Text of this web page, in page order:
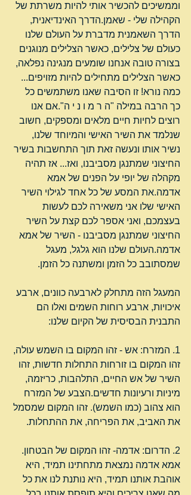
וממשיכים להכשיר אותי להיות משרתת של
הקהילה שלי - שאמן.הדרך האינדיאנית,
הדרך השאמנית מדברת על העולם שלנו
כעולם של צלילים, כאשר הצלילים מנוגנים
בצורה טובה אנחנו שומעים מנגינה נפלאה,
כאשר הצלילים מתחילים להיות מזויפים...
כמה נורא! זו הסיבה שאנו משתמשים כל
כך הרבה במילה "ה ר מ ו נ י ה".אם אנו
רוצים לחיות חיים מלאים ומספקים, חשוב
שנלמד את השיר האישי והמיוחד שלנו,
נשיר אותו ונעשה זאת תוך התחשבות בשיר
החיצוני שמתנגן מסביבנו, ואז... אז תהיה
מקהלה של יופי על הפנים של אמא
אדמה.את המסע של כל אחד לגילוי השיר
האישי שלו אני משאירה לכם לעשות
בעצמכם, ואני אספר לכם קצת על השיר
החיצוני שמתנגן מסביבנו - השיר של אמא
אדמה.העולם שלנו הוא גלגל, מעגל
שמסתובב כל הזמן ומשתנה כל הזמן.
המעגל הזה מתחלק לארבעה כוונים, ארבע
איכויות, ארבע רוחות השמים ואלו הם
התבנית הבסיסית של הקיום שלנו:
1. המזרח: אש - זהו המקום בו השמש עולה,
זהו המקום בו זורחות התחלות חדשות, זהו
השיר של אש החיים, התלהבות, כריזמה,
מיניות ורעיונות חדשים.הצבע של המזרח
הוא צהוב (כמו השמש). זהו המקום שמסמל
את האביב, את הפריחה, את ההתחלות.
2. הדרום: אדמה- זהו המקום של הבטחון.
אמא אדמה נמצאת מתחתינו תמיד, היא
אוהבת אותנו תמיד, היא נותנת לנו את כל